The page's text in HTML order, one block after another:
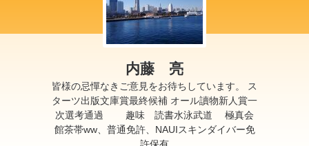
内藤 亮
皆様の忌憚なきご意見をお待ちしています。 ス
ターツ出版文庫賞最終候補 オール讀物新人賞一
次選考通過 趣味 読書水泳武道 極真会
館茶帯ww、普通免許、NAUIスキンダイバー免